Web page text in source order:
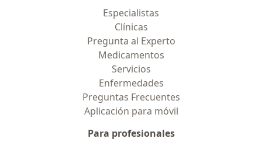
Especialistas
Clínicas
Pregunta al Experto
Medicamentos
Servicios
Enfermedades
Preguntas Frecuentes
Aplicación para móvil
Para profesionales